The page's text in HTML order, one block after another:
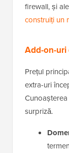
firewall, și
construiți un
Add-on-
Prețul
extra-uri
surpriză.